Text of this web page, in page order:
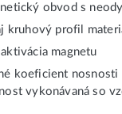
obvod s
kruhový profil
magnetu
koeficient
vykonávaná so